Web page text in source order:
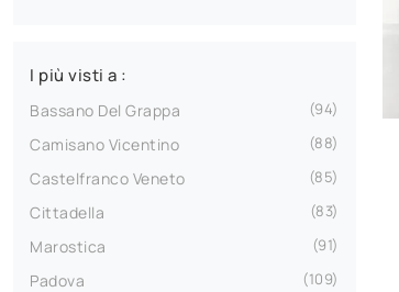
I più visti a :
Bassano Del Grappa 94
Camisano Vicentino 88
Castelfranco Veneto 85
Cittadella 83
Marostica 91
Padova 109